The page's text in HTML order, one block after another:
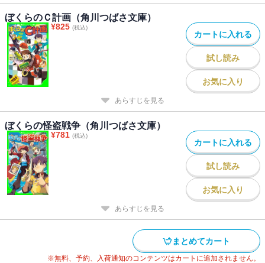
ぼくらのＣ計画（角川つばさ文庫）
¥825 (税込)
カートに入れる
試し読み
お気に入り
あらすじを見る
ぼくらの怪盗戦争（角川つばさ文庫）
¥781 (税込)
カートに入れる
試し読み
お気に入り
あらすじを見る
まとめてカート
※無料、予約、入荷通知のコンテンツはカートに追加されません。